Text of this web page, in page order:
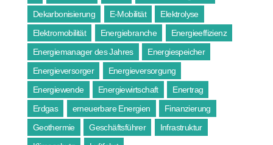
Dekarbonisierung
E-Mobilität
Elektrolyse
Elektromobilität
Energiebranche
Energieeffizienz
Energiemanager des Jahres
Energiespeicher
Energieversorger
Energieversorgung
Energiewende
Energiewirtschaft
Enertrag
Erdgas
erneuerbare Energien
Finanzierung
Geothermie
Geschäftsführer
Infrastruktur